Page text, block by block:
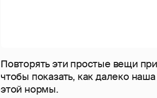
Повторять эти простые вещи
чтобы показать, как далеко
этой нормы.